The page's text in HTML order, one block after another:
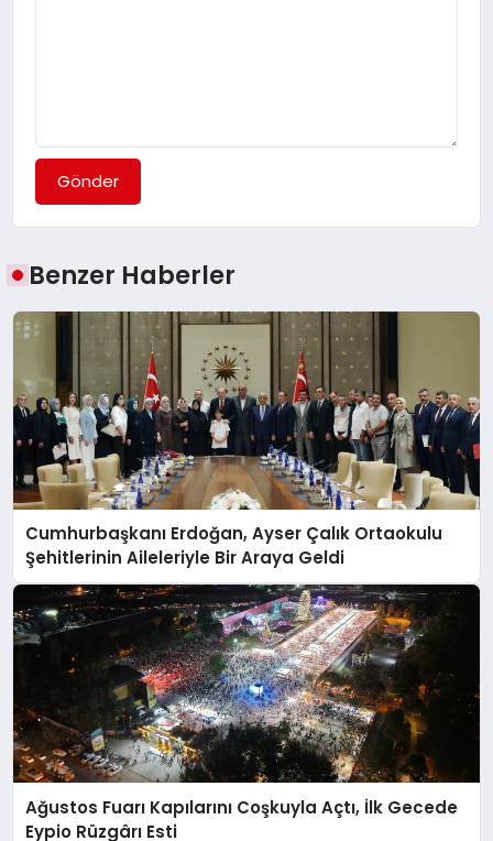
Gönder
Benzer Haberler
Cumhurbaşkanı Erdoğan, Ayser Çalık Ortaokulu
Şehitlerinin Aileleriyle Bir Araya Geldi
Ağustos Fuarı Kapılarını Coşkuyla Açtı, İlk Gecede
Eypio Rüzgârı Esti